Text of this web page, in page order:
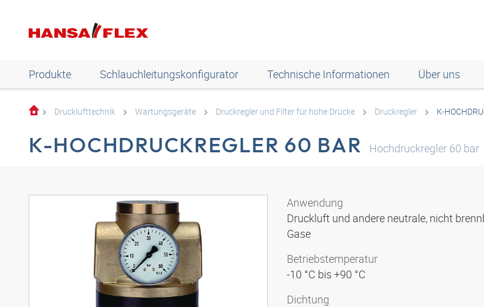
Produkte Schlauchleitungskonfigurator Technische Informationen Über uns
Drucklufttechnik Wartungsgeräte Druckregler und Filter für hohe Drücke Druckregler K-
K-HOCHDRUCKREGLER 60 BAR Hochdruckregler 60 bar
Anwendung
Druckluft und andere neutrale, nicht
Gase
Betriebstemperatur
-10 °C bis +90 °C
Dichtung